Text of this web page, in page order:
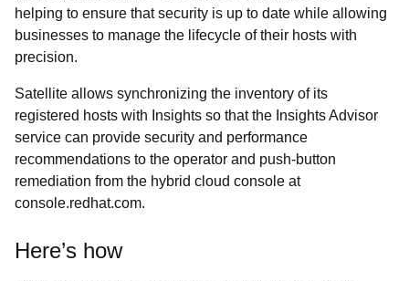
helping to ensure that security is up to date while allowing
businesses to manage the lifecycle of their hosts with
precision.
Satellite allows synchronizing the inventory of its
registered hosts with Insights so that the Insights Advisor
service can provide security and performance
recommendations to the operator and push-button
remediation from the hybrid cloud console at
console.redhat.com.
Here’s how